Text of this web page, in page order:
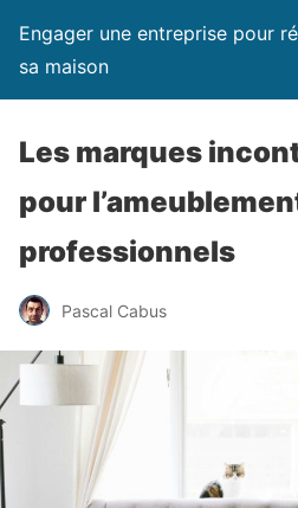
Engager une entreprise pour
sa maison
Les marques
pour
professionnels
Pascal Cabus